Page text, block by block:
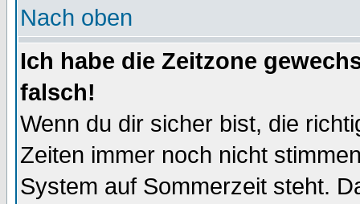
Nach oben
Ich habe die Zeitzone
falsch!
Wenn du dir sicher bist, die
Zeiten immer noch nicht
System auf Sommerzeit steht.